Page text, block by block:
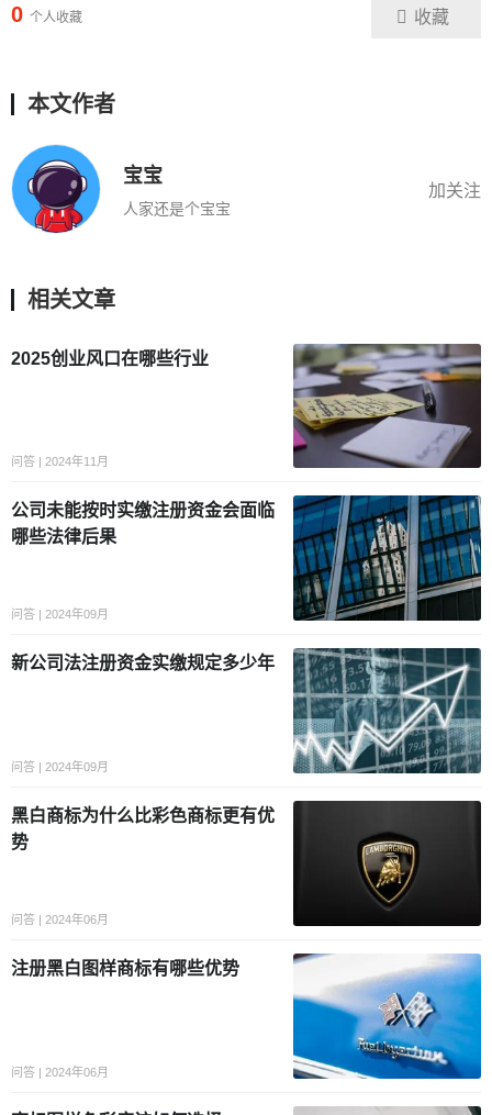
0 个人收藏 收藏
本文作者
宝宝
人家还是个宝宝
加关注
相关文章
2025创业风口在哪些行业
问答 | 2024年11月
公司未能按时实缴注册资金会面临
哪些法律后果
问答 | 2024年09月
新公司法注册资金实缴规定多少年
问答 | 2024年09月
黑白商标为什么比彩色商标更有优
势
问答 | 2024年06月
注册黑白图样商标有哪些优势
问答 | 2024年06月